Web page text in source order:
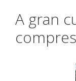
A gran